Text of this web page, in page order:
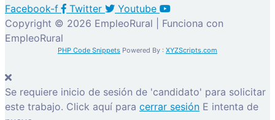
Facebook-f Twitter
Youtube
Copyright © 2026 EmpleoRural | Funciona con
EmpleoRural
PHP Code Snippets Powered By : XYZScripts.com
Se requiere inicio de sesión de 'candidato' para solicitar
este trabajo. Click aquí para cerrar sesión E intenta de